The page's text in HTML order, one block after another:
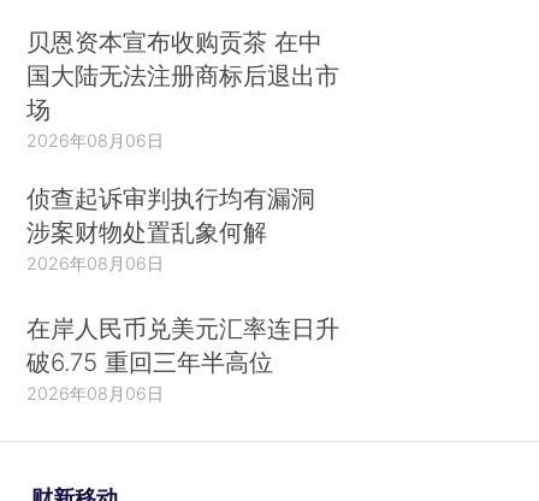
贝恩资本宣布收购贡茶 在中
国大陆无法注册商标后退出市
场
2026年08月06日
侦查起诉审判执行均有漏洞
涉案财物处置乱象何解
2026年08月06日
在岸人民币兑美元汇率连日升
破6.75 重回三年半高位
2026年08月06日